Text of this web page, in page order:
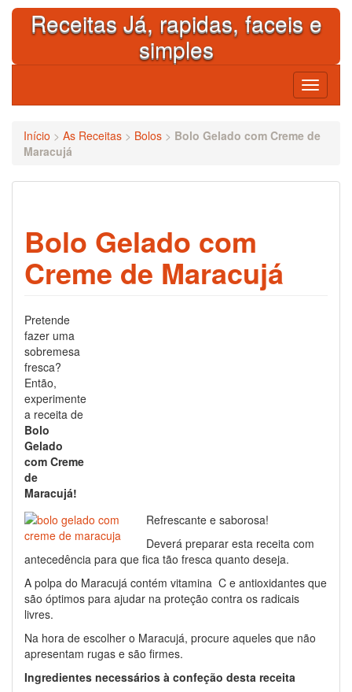
Skip
contentReceitas Já, rapidas, faceis e
simples
Toggle
Início > As Receitas > Bolos > Bolo Gelado com Creme de
Maracujá
Bolo Gelado com
Creme de Maracujá
Pretende
fazer uma
sobremesa
fresca?
Então,
experimente
a receita de
Bolo
Gelado
com Creme
de
Maracujá!
Refrescante e saborosa!
Deverá preparar esta receita com
antecedência para que fica tão fresca quanto deseja.
A polpa do Maracujá contém vitamina C e antioxidantes que
são óptimos para ajudar na proteção contra os radicais
livres.
Na hora de escolher o Maracujá, procure aqueles que não
apresentam rugas e são firmes.
Ingredientes necessários à confeção desta receita